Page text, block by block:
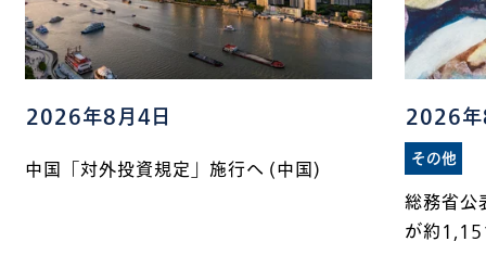
2026年8月4日
中国「対外投資規定」施行へ (中国)
2026年
その他
総務省公
が約